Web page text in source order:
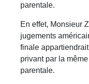
parentale.
En effet, Monsieur
jugements
finale
privant par la
parentale.